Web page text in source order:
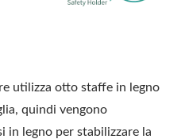
utilizza otto staffe in legno
quindi vengono
in legno per stabilizzare la